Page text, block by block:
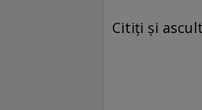
Citiți și